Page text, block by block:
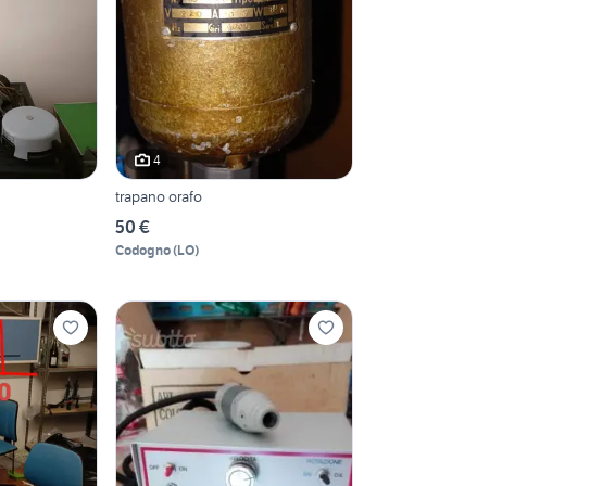
4
trapano orafo
50 €
Codogno(LO)